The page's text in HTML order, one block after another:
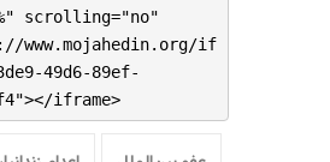
scrolling="no"
www.mojahedin.org/if
49d6-89ef-
iframe>